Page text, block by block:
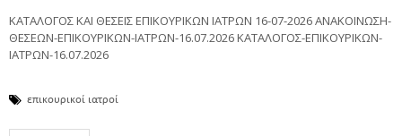
ΚΑΤΑΛΟΓΟΣ ΚΑΙ ΘΕΣΕΙΣ ΕΠΙΚΟΥΡΙΚΩΝ ΙΑΤΡΩΝ 16-07-2026 ΑΝΑΚΟΙΝΩΣΗ-
ΘΕΣΕΩΝ-ΕΠΙΚΟΥΡΙΚΩΝ-ΙΑΤΡΩΝ-16.07.2026 ΚΑΤΑΛΟΓΟΣ-ΕΠΙΚΟΥΡΙΚΩΝ-
ΙΑΤΡΩΝ-16.07.2026
επικουρικοί ιατροί